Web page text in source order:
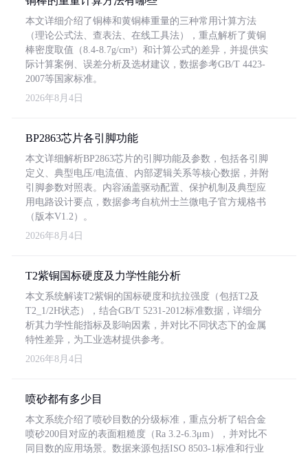
本文详细介绍了铜棒和黄铜棒重量的三种常用计算方法
（理论公式法、查表法、在线工具法），重点解析了黄铜
棒密度取值（8.4-8.7g/cm³）和计算公式的差异，并提供实
际计算案例、误差分析及选材建议，数据参考GB/T 4423-
2007等国家标准。
2026年8月4日
BP2863芯片各引脚功能
本文详细解析BP2863芯片的引脚功能及参数，包括各引脚
定义、典型电压/电流值、内部逻辑关系等核心数据，并附
引脚参数对照表。内容涵盖驱动配置、保护机制及典型应
用电路设计要点，数据参考自杭州士兰微电子官方规格书
（版本V1.2）。
2026年8月4日
T2紫铜国标硬度及力学性能分析
本文系统解读T2紫铜的国标硬度和抗拉强度（包括T2及
T2_1/2H状态），结合GB/T 5231-2012标准数据，详细分
析其力学性能指标及影响因素，并对比不同状态下的金属
特性差异，为工业选材提供参考。
2026年8月4日
喷砂都有多少目
本文系统介绍了喷砂目数的分级标准，重点分析了铝合金
喷砂200目对应的表面粗糙度（Ra 3.2-6.3μm），并对比不
同目数的应用场景。数据来源包括ISO 8503-1标准和行业